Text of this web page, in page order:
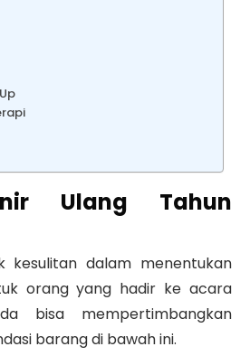
Ulang Tahun
kesulitan dalam menentukan
orang yang hadir ke acara
bisa mempertimbangkan
barang di bawah ini.